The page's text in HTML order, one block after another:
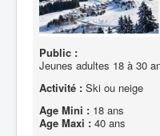
Public :
Jeunes adultes 18 à 30
Activité : Ski ou neige
Age Mini : 18 ans
Age Maxi : 40 ans